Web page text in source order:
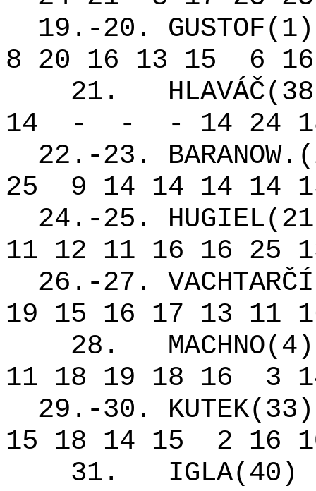
19.-20.
8 20 16 13 15
6 16
21.
14
- -
- 14 24
22.-23.
25
9 14 14 14 14
24.-25.
11 12 11 16 16 25
26.-27.
19 15 16 17 13 11
28.
MACHNO(4)
11 18 19 18 16
3
29.-30.
15 18 14 15
2 16
31.
IGLA(40)